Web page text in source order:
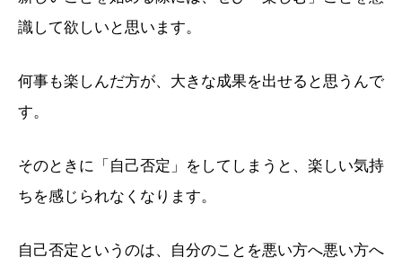
識して欲しいと思います。
何事も楽しんだ方が、大きな成果を出せると思うんで
す。
そのときに「自己否定」をしてしまうと、楽しい気持
ちを感じられなくなります。
自己否定というのは、自分のことを悪い方へ悪い方へ